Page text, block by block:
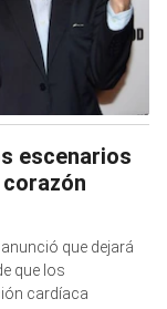
escenarios
que dejará
que los
cardíaca